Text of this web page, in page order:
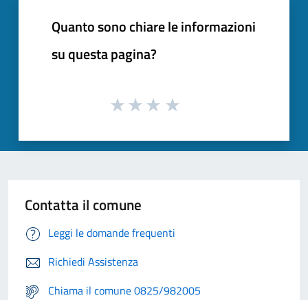
Quanto sono chiare le informazioni
su questa pagina?
Contatta il comune
Leggi le domande frequenti
Richiedi Assistenza
Chiama il comune 0825/982005